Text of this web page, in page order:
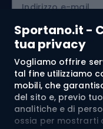
Sportano.it -
tua privacy
Vogliamo offrire
tal fine utilizziamo
mobili, che
del sito e, previo
analitiche e di
ossia per mostrarti
Indirizzo e-mail
Acquisti
Servizio clienti
Regolamento